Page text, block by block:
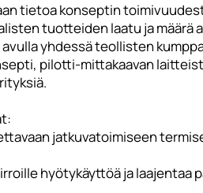
tietoa konseptin
tuotteiden laatu ja määrä
yhdessä teollisten
pilotti-mittakaavan
jatkuvatoimiseen
hyötykäyttöä ja laajentaa